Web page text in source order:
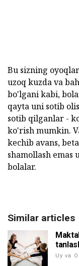
Bu sizning
uzoq kuzda va
bo'lgani kabi,
qayta uni sotib
sotib qilganlar -
ko'rish mumkin.
kechib avans,
shamollash
bolalar.
Similar articles
Uy va